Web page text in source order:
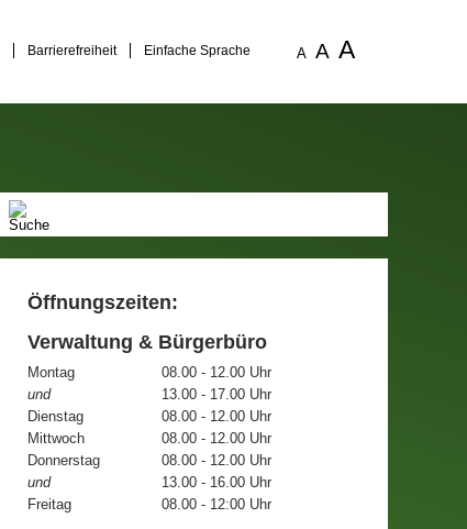
Barrierefreiheit Einfache Sprache A A A
Öffnungszeiten:
Verwaltung & Bürgerbüro
Montag
08.00 - 12.00 Uhr
und
13.00 - 17.00 Uhr
Dienstag
08.00 - 12.00 Uhr
Mittwoch
08.00 - 12.00 Uhr
Donnerstag
08.00 - 12.00 Uhr
und
13.00 - 16.00 Uhr
Freitag
08.00 - 12:00 Uhr